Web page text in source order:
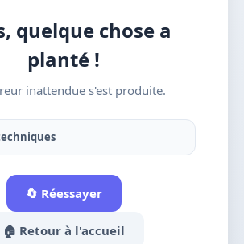
quelque chose a
planté !
inattendue s'est produite.
🔄 Réessayer
🏠 Retour à l'accueil